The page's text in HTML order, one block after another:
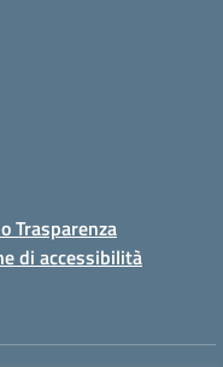
Trasparenza
di accessibilità